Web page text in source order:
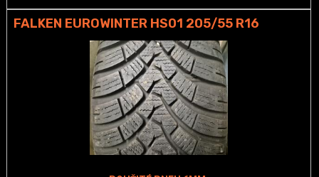
FALKEN EUROWINTER HS01 205/55 R16